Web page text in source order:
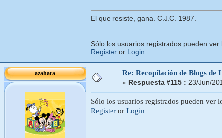
El que resiste, gana. C.J.C. 1987.
Sólo los usuarios registrados pueden ver
Register or Login
azahara Re: Recopilación de Blogs de
« Respuesta #115 : 23/Jun/
Sólo los usuarios registrados pueden ver
Register or Login